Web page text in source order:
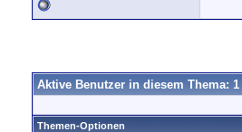
Aktive Benutzer in diesem Thema: 1
Themen-Optionen